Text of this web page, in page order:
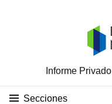
Informe Privado
Secciones